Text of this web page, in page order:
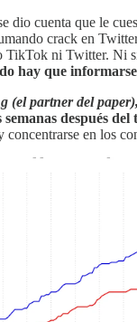
dio cuenta que le
crack en
TikTok ni Twitter. Ni
hay que
(el partner del paper),
después
en los